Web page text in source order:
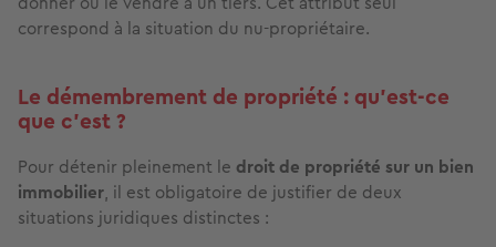
correspond à la situation du nu-propriétaire.
Le démembrement de propriété : qu’est-ce
que c’est ?
Pour détenir pleinement le droit de propriété sur un bien
immobilier, il est obligatoire de justifier de deux
situations juridiques distinctes :